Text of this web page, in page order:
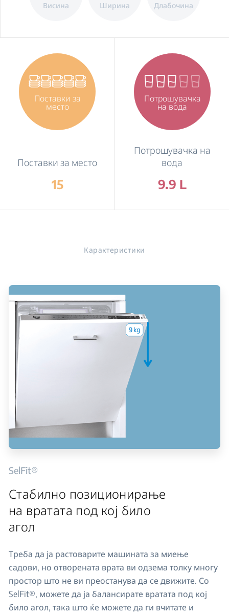
Висина Ширина Длабочина
Поставки за
место
Поставки за место
15
Потрошувачка
на вода
Потрошувачка на
вода
9.9 L
Карактеристики
SelFit®
Стабилно позиционирање
на вратата под кој било
агол
Треба да ја растоварите машината за миење
садови, но отворената врата ви одзема толку многу
простор што не ви преостанува да се движите. Со
SelFit®, можете да ја балансирате вратата под кој
било агол, така што ќе можете да ги вчитате и